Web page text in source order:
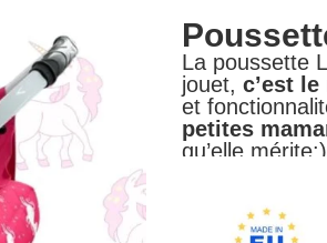
La poussette
jouet,c’est
et
petites
qu’elle mérite:)